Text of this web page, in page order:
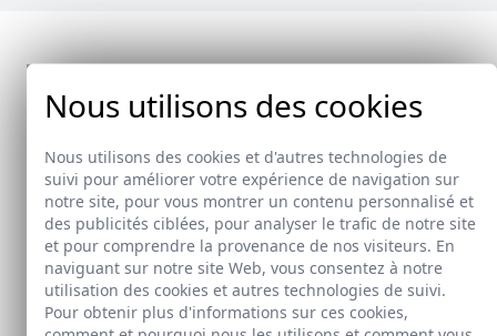
Nous utilisons des cookies
Nous utilisons des cookies et d'autres technologies de
suivi pour améliorer votre expérience de navigation sur
notre site, pour vous montrer un contenu personnalisé et
des publicités ciblées, pour analyser le trafic de notre site
et pour comprendre la provenance de nos visiteurs. En
naviguant sur notre site Web, vous consentez à notre
utilisation des cookies et autres technologies de suivi.
Pour obtenir plus d'informations sur ces cookies,